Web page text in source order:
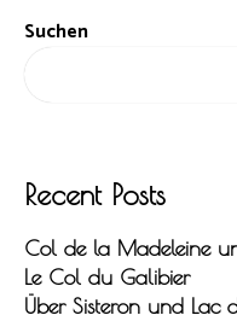
Suchen
Recent Posts
Col de la Madeleine
Le Col du Galibier
Über Sisteron und Lac